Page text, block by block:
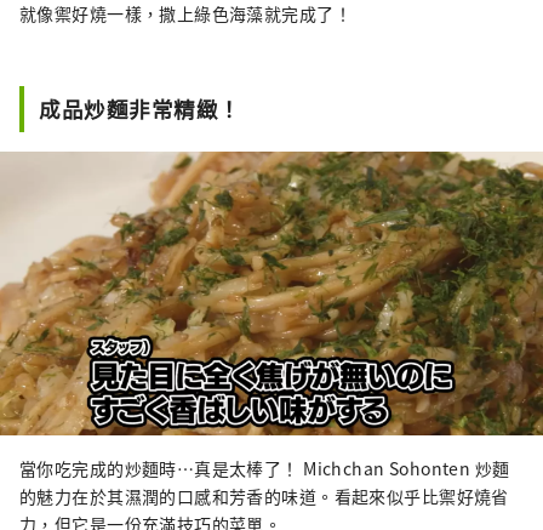
就像禦好燒一樣，撒上綠色海藻就完成了！
成品炒麵非常精緻！
當你吃完成的炒麵時…真是太棒了！ Michchan Sohonten 炒麵
的魅力在於其濕潤的口感和芳香的味道。看起來似乎比禦好燒省
力，但它是一份充滿技巧的菜單。